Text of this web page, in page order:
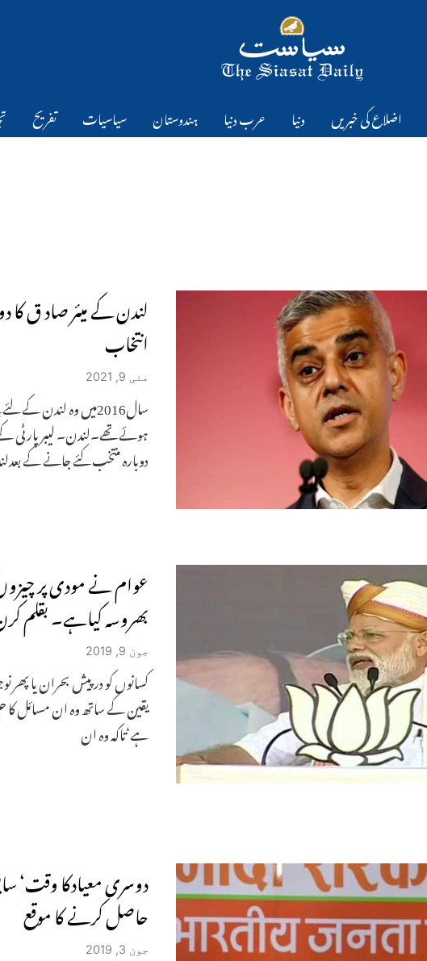
اضلاع کی خبریں دنیا عرب دنیا ہندوستان سیاسیات تفریح
لندن کے میئر صاد ق کا
انتخاب
مئی 9, 2021
سال2016میں وہ لندن
ہوئے تھے۔لندن۔ لیبر
دوبارہ منتخب کئے جانے کے
عوام نے مودی پر
بھروسہ کیاہے۔ بقلم
جون 9, 2019
کسانوں کو درپیش بحران یا
یقین کے ساتھ وہ ان مسائل کا
ہے‘تاکہ وہ ان
دوسری معیادکا
حاصل کرنے کا موقع
جون 3, 2019